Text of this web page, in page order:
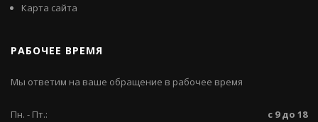
Карта сайта
РАБОЧЕЕ ВРЕМЯ
Мы ответим на ваше обращение в рабочее время
Пн. - Пт.: с 9 до 18